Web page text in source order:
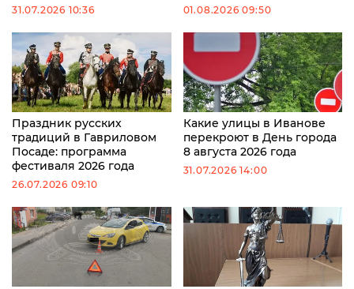
31.07.2026 10:36 01.08.2026 09:50
Праздник русских
традиций в Гавриловом
Посаде: программа
фестиваля 2026 года
26.07.2026 09:10
Какие улицы в Иванове
перекроют в День города
8 августа 2026 года
31.07.2026 14:00